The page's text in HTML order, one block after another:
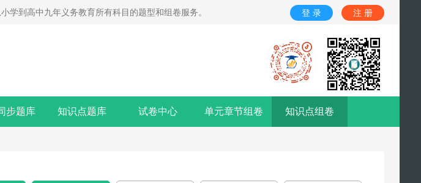
学到高中九年义务教育所有科目的题型和组卷服务。 登 录 注 册
步题库 知识点题库 试卷中心 单元章节组卷 知识点组卷